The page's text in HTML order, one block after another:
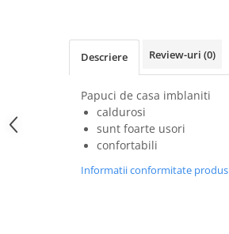
Descriere Review-uri (0)
Papuci de casa imblaniti
caldurosi
sunt foarte usori
confortabili
Informatii conformitate produs